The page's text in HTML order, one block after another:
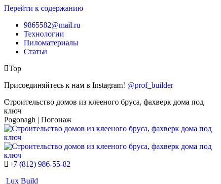
Перейти к содержанию
9865582@mail.ru
Технологии
Пиломатериалы
Статьи
Top
Присоединяйтесь к нам в Instagram! @prof_builder
Строительство домов из клееного бруса, фахверк дома под
ключ
Pogonagh | Погонаж
+7 (812) 986-55-82
Lux Build